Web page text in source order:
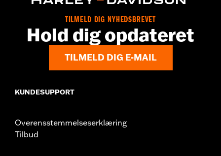
TILMELD DIG NYHEDSBREVET
Hold dig opdateret
TILMELD DIG E-MAIL
KUNDESUPPORT
Overensstemmelseserklæring
Tilbud